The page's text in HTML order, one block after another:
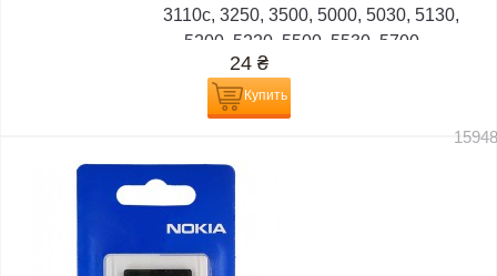
3110c, 3250, 3500, 5000, 5030, 5130,
5200, 5220, 5500, 5530, 5700,...
24 ₴
Купить